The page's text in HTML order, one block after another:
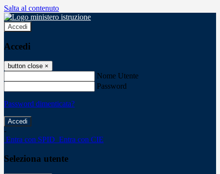
Salta al contenuto
Accedi
Accedi
button close ×
Nome Utente
Password
Password dimenticata?
-
Entra con SPID Entra con CIE
Seleziona utente